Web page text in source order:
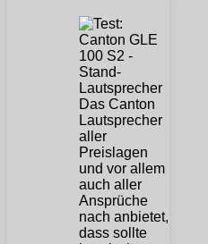
Das Canton
Lautsprecher
aller
Preislagen
und vor allem
auch aller
Ansprüche
nach anbietet,
dass sollte